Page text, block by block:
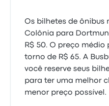
Os bilhetes de ônibus
Colônia para
R$ 50. O preço
torno de R$ 65. A
você reserve seus
para ter uma melhor
menor preço possível.